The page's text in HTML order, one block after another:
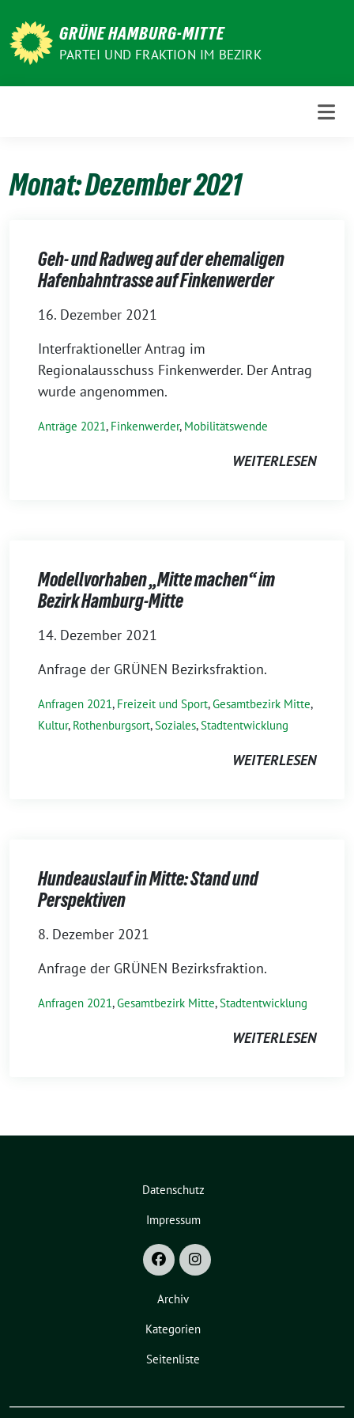
zum
Inhalt
GRÜNE HAMBURG-MITTE
PARTEI UND FRAKTION IM BEZIRK
Monat:Dezember 2021
Geh- und Radweg auf der ehemaligen
Hafenbahntrasse auf Finkenwerder
16. Dezember 2021
Interfraktioneller Antrag im
Regionalausschuss Finkenwerder. Der Antrag
wurde angenommen.
Anträge 2021, Finkenwerder, Mobilitätswende
WEITERLESEN
Modellvorhaben „Mitte machen“ im
Bezirk Hamburg-Mitte
14. Dezember 2021
Anfrage der GRÜNEN Bezirksfraktion.
Anfragen 2021, Freizeit und Sport,Gesamtbezirk Mitte,
Kultur, Rothenburgsort,Soziales,Stadtentwicklung
WEITERLESEN
Hundeauslauf in Mitte: Stand und
Perspektiven
8. Dezember 2021
Anfrage der GRÜNEN Bezirksfraktion.
Anfragen 2021,Gesamtbezirk Mitte,Stadtentwicklung
WEITERLESEN
Datenschutz
Impressum
Archiv
Kategorien
Seitenliste